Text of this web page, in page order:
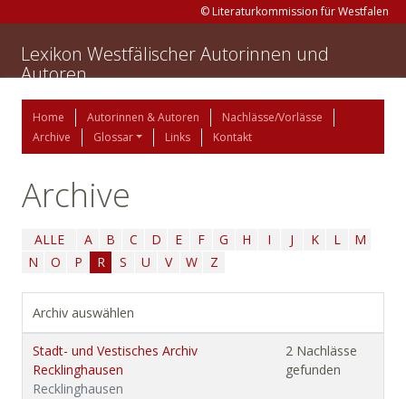
© Literaturkommission für Westfalen
Lexikon Westfälischer Autorinnen und
Autoren
Home Autorinnen & Autoren
Nachlässe/Vorlässe
Archive
Glossar Links Kontakt
Archive
ALLE A B C D E F G H I J K L
M
N
O P R S U V W Z
Archiv auswählen
Stadt- und Vestisches Archiv
Recklinghausen
Recklinghausen
2 Nachlässe
gefunden